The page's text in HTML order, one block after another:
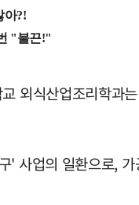
외식산업조리학과
사업의 일환으로,